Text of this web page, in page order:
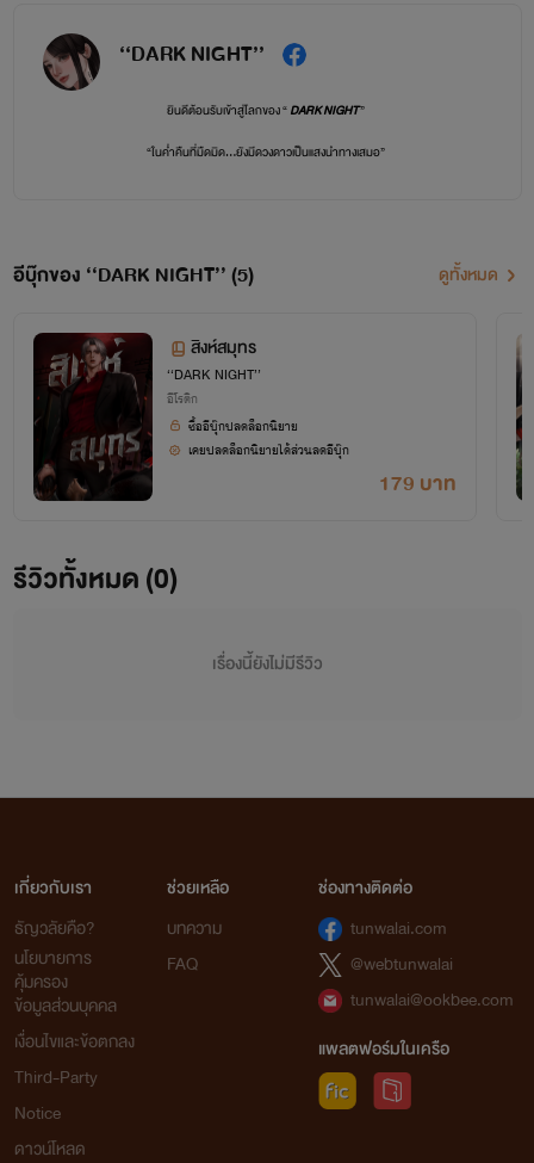
‘‘DARK NIGHT’’
ยินดีต้อนรับเข้าสู่โลกของ “DARK NIGHT”
“ในค่ำคืนที่มืดมิด…ยังมีดวงดาวเป็นแสงนำทางเสมอ”
อีบุ๊กของ ‘‘DARK NIGHT’’ (5) ดูทั้งหมด
สิงห์สมุทร
‘‘DARK NIGHT’’
อีโรติก
179 บาท
ซื้ออีบุ๊กปลดล็อกนิยาย
เคยปลดล็อกนิยายได้ส่วนลดอีบุ๊ก
รีวิวทั้งหมด (0)
เรื่องนี้ยังไม่มีรีวิว
เกี่ยวกับเรา
ธัญวลัยคือ?
นโยบายการ
คุ้มครอง
ข้อมูลส่วนบุคคล
เงื่อนไขและข้อตกลง
Third-Party
Notice
ดาวน์โหลด
ช่วยเหลือ
บทความ
FAQ
ช่องทางติดต่อ
tunwalai.com
@webtunwalai
tunwalai@ookbee.com
แพลตฟอร์มในเครือ